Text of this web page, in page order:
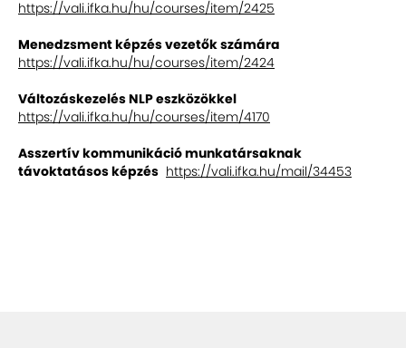
https://vali.ifka.hu/hu/courses/item/2425
Menedzsment képzés vezetők számára
https://vali.ifka.hu/hu/courses/item/2424
Változáskezelés NLP eszközökkel
https://vali.ifka.hu/hu/courses/item/4170
Asszertív kommunikáció munkatársaknak
távoktatásos képzés https://vali.ifka.hu/mail/34453